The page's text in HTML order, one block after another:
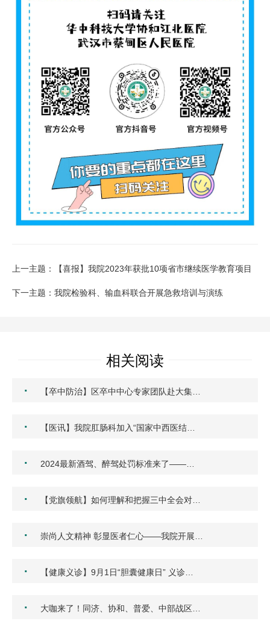
上一主题：【喜报】我院2023年获批10项省市继续医学教育项目
下一主题：我院检验科、输血科联合开展急救培训与演练
相关阅读
· 【卒中防治】区卒中中心专家团队赴大集…
· 【医讯】我院肛肠科加入“国家中西医结…
· 2024最新酒驾、醉驾处罚标准来了——…
· 【党旗领航】如何理解和把握三中全会对…
· 崇尚人文精神 彰显医者仁心——我院开展…
· 【健康义诊】9月1日“胆囊健康日” 义诊…
· 大咖来了！同济、协和、普爱、中部战区…